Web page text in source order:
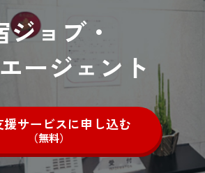
ジョブ・
ージェント
援サービスに申し込む
（無料）